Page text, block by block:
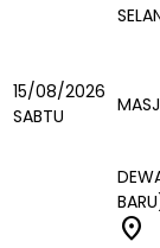
15/08/2026
SABTU
location_on